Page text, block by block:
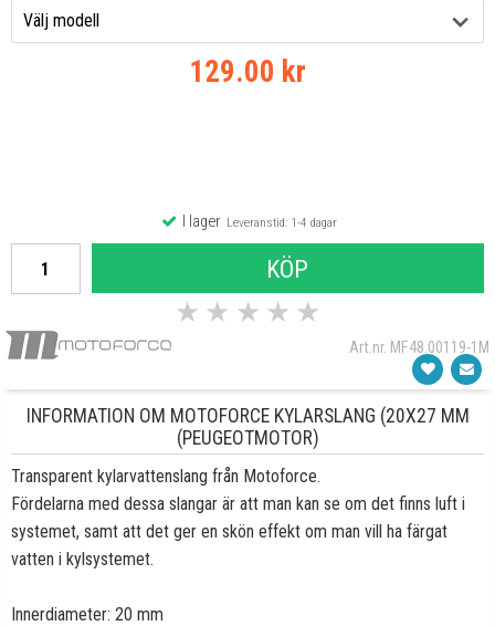
129.00 kr
I lagerLeveranstid: 1-4 dagar
KÖP
★ ★ ★ ★ ★
Art.nr. MF48.00119-1M
INFORMATION OM MOTOFORCE KYLARSLANG (20X27 MM
(PEUGEOTMOTOR)
Transparent kylarvattenslang från Motoforce.
Fördelarna med dessa slangar är att man kan se om det finns luft i
systemet, samt att det ger en skön effekt om man vill ha färgat
vatten i kylsystemet.
Innerdiameter: 20 mm